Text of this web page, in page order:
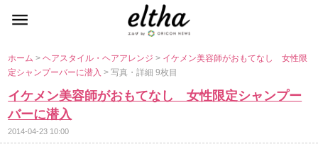
ホーム>ヘアスタイル・ヘアアレンジ> イケメン美容師がおもてなし 女性限
定シャンプーバーに潜入> 写真・詳細 9枚目
イケメン美容師がおもてなし 女性限定シャンプー
バーに潜入
2014-04-23 10:00